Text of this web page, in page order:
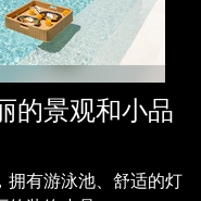
的景观和小品
拥有游泳池、舒适的灯